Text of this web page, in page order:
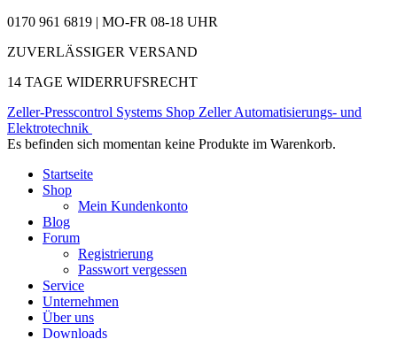
0170 961 6819 | MO-FR 08-18 UHR
ZUVERLÄSSIGER VERSAND
14 TAGE WIDERRUFSRECHT
Zeller-Presscontrol Systems Shop Zeller Automatisierungs- und
Elektrotechnik
Es befinden sich momentan keine Produkte im Warenkorb.
Startseite
Shop
Mein Kundenkonto
Blog
Forum
Registrierung
Passwort vergessen
Service
Unternehmen
Über uns
Downloads